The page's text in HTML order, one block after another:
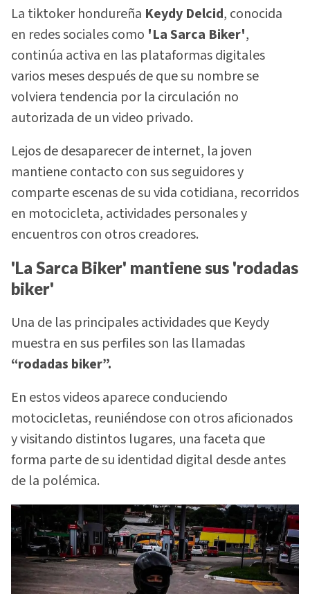
La tiktoker hondureña Keydy Delcid, conocida
en redes sociales como 'La Sarca Biker',
continúa activa en las plataformas digitales
varios meses después de que su nombre se
volviera tendencia por la circulación no
autorizada de un video privado.
Lejos de desaparecer de internet, la joven
mantiene contacto con sus seguidores y
comparte escenas de su vida cotidiana, recorridos
en motocicleta, actividades personales y
encuentros con otros creadores.
'La Sarca Biker' mantiene sus 'rodadas
biker'
Una de las principales actividades que Keydy
muestra en sus perfiles son las llamadas
“rodadas biker”.
En estos videos aparece conduciendo
motocicletas, reuniéndose con otros aficionados
y visitando distintos lugares, una faceta que
forma parte de su identidad digital desde antes
de la polémica.